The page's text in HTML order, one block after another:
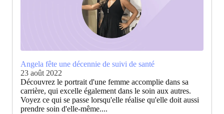
Angela fête une décennie de suivi de santé
23 août 2022
Découvrez le portrait d'une femme accomplie dans sa
carrière, qui excelle également dans le soin aux autres.
Voyez ce qui se passe lorsqu'elle réalise qu'elle doit aussi
prendre soin d'elle-même....